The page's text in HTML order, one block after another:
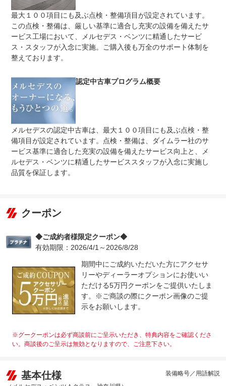
保証修理
受付先
-
法定整備
整備付 法定12ヶ月または法定24ヶ月点検整備付
※車検なし・車検整備付の場合は法定24ヶ月点検整備付
※商用車は6ヶ月または12ヶ月点検整備付
メルセデスの基準を満たす唯一の認定中古車。最大１００
準をクリアした車だけの安心と品質をご提供致します。
最大１００項目にも及ぶ点検・整備項目が設定されています。
この点検・整備は、厳しい基準に適合し充実の設備を備えたサ
ービス工場において、メルセデス・ベンツに精通したサービ
ス・スタッフが入念に実施。ご購入後も万全のサポート体制を
整えております。
認定中古車プログラム概要
メルセデスの認定中古車は、最大１００項目にも及ぶ点検・整
備項目が設定されています。点検・整備は、ダイムラー社のサ
ービス基準に適合した充実の設備を備えたサービス向上と、メ
ルセデス・ベンツに精通したサービススタッフが入念に実施し
品質を保証します。
クーポン
◆ご成約者様限定クーポン◆
有効期限：2026/4/1～2026/8/28
期間中にご成約いただいた方にアクセサ
リーやディーラーオプションにお使いい
ただける5万円クーポンをご提供いたしま
す。※ご商談の際にクーポン画像のご提
示をお願いします。
※グークーポンは必ず商談前にご呈示いただき、特典内容をご確認くださ
い。商談後のご呈示は無効となりますので、ご注意下さい。
基本仕様 装備略号／用語解説